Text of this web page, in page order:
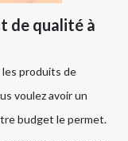
de qualité à
produits de
voulez avoir un
budget le permet.